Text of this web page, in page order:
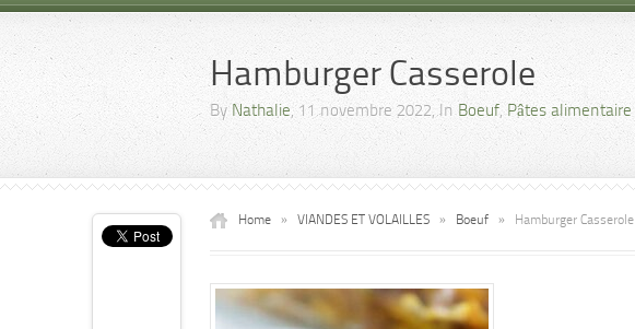
Hamburger Casserole
By Nathalie, 11 novembre 2022, In Boeuf, Pâtes alimentaire
Home » VIANDES ET VOLAILLES » Boeuf » Hamburger Casserole